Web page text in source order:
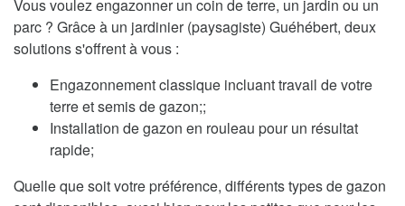
Vous voulez engazonner un coin de terre, un jardin ou un
parc ? Grâce à un jardinier (paysagiste) Guéhébert, deux
solutions s'offrent à vous :
Engazonnement classique incluant travail de votre
terre et semis de gazon;;
Installation de gazon en rouleau pour un résultat
rapide;
Quelle que soit votre préférence, différents types de gazon